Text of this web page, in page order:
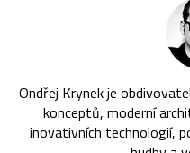
Ondřej Krynek je
konceptů, moderní
inovativních technologií,